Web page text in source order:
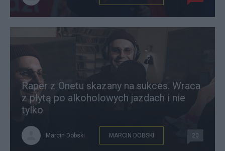
Raper z Onetu skazany na sukces. Wraca
z płytą po alkoholowych jazdach i nie
tylko
Marcin Dobski MARCIN DOBSKI 20